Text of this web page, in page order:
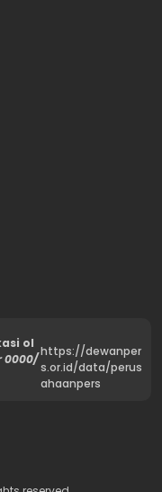
ol
0000/
https://dewanper
s.or.id/data/perus
ahaanpers